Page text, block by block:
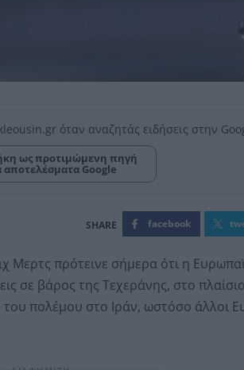
όταν αναζητάς ειδήσεις στην
ως προτιμώμενη πηγή
αποτελέσματα Google
facebook
Μερτς πρότεινε σήμερα ότι η
σε βάρος της Τεχεράνης, στο
πολέμου στο Ιράν, ωστόσο άλλοι